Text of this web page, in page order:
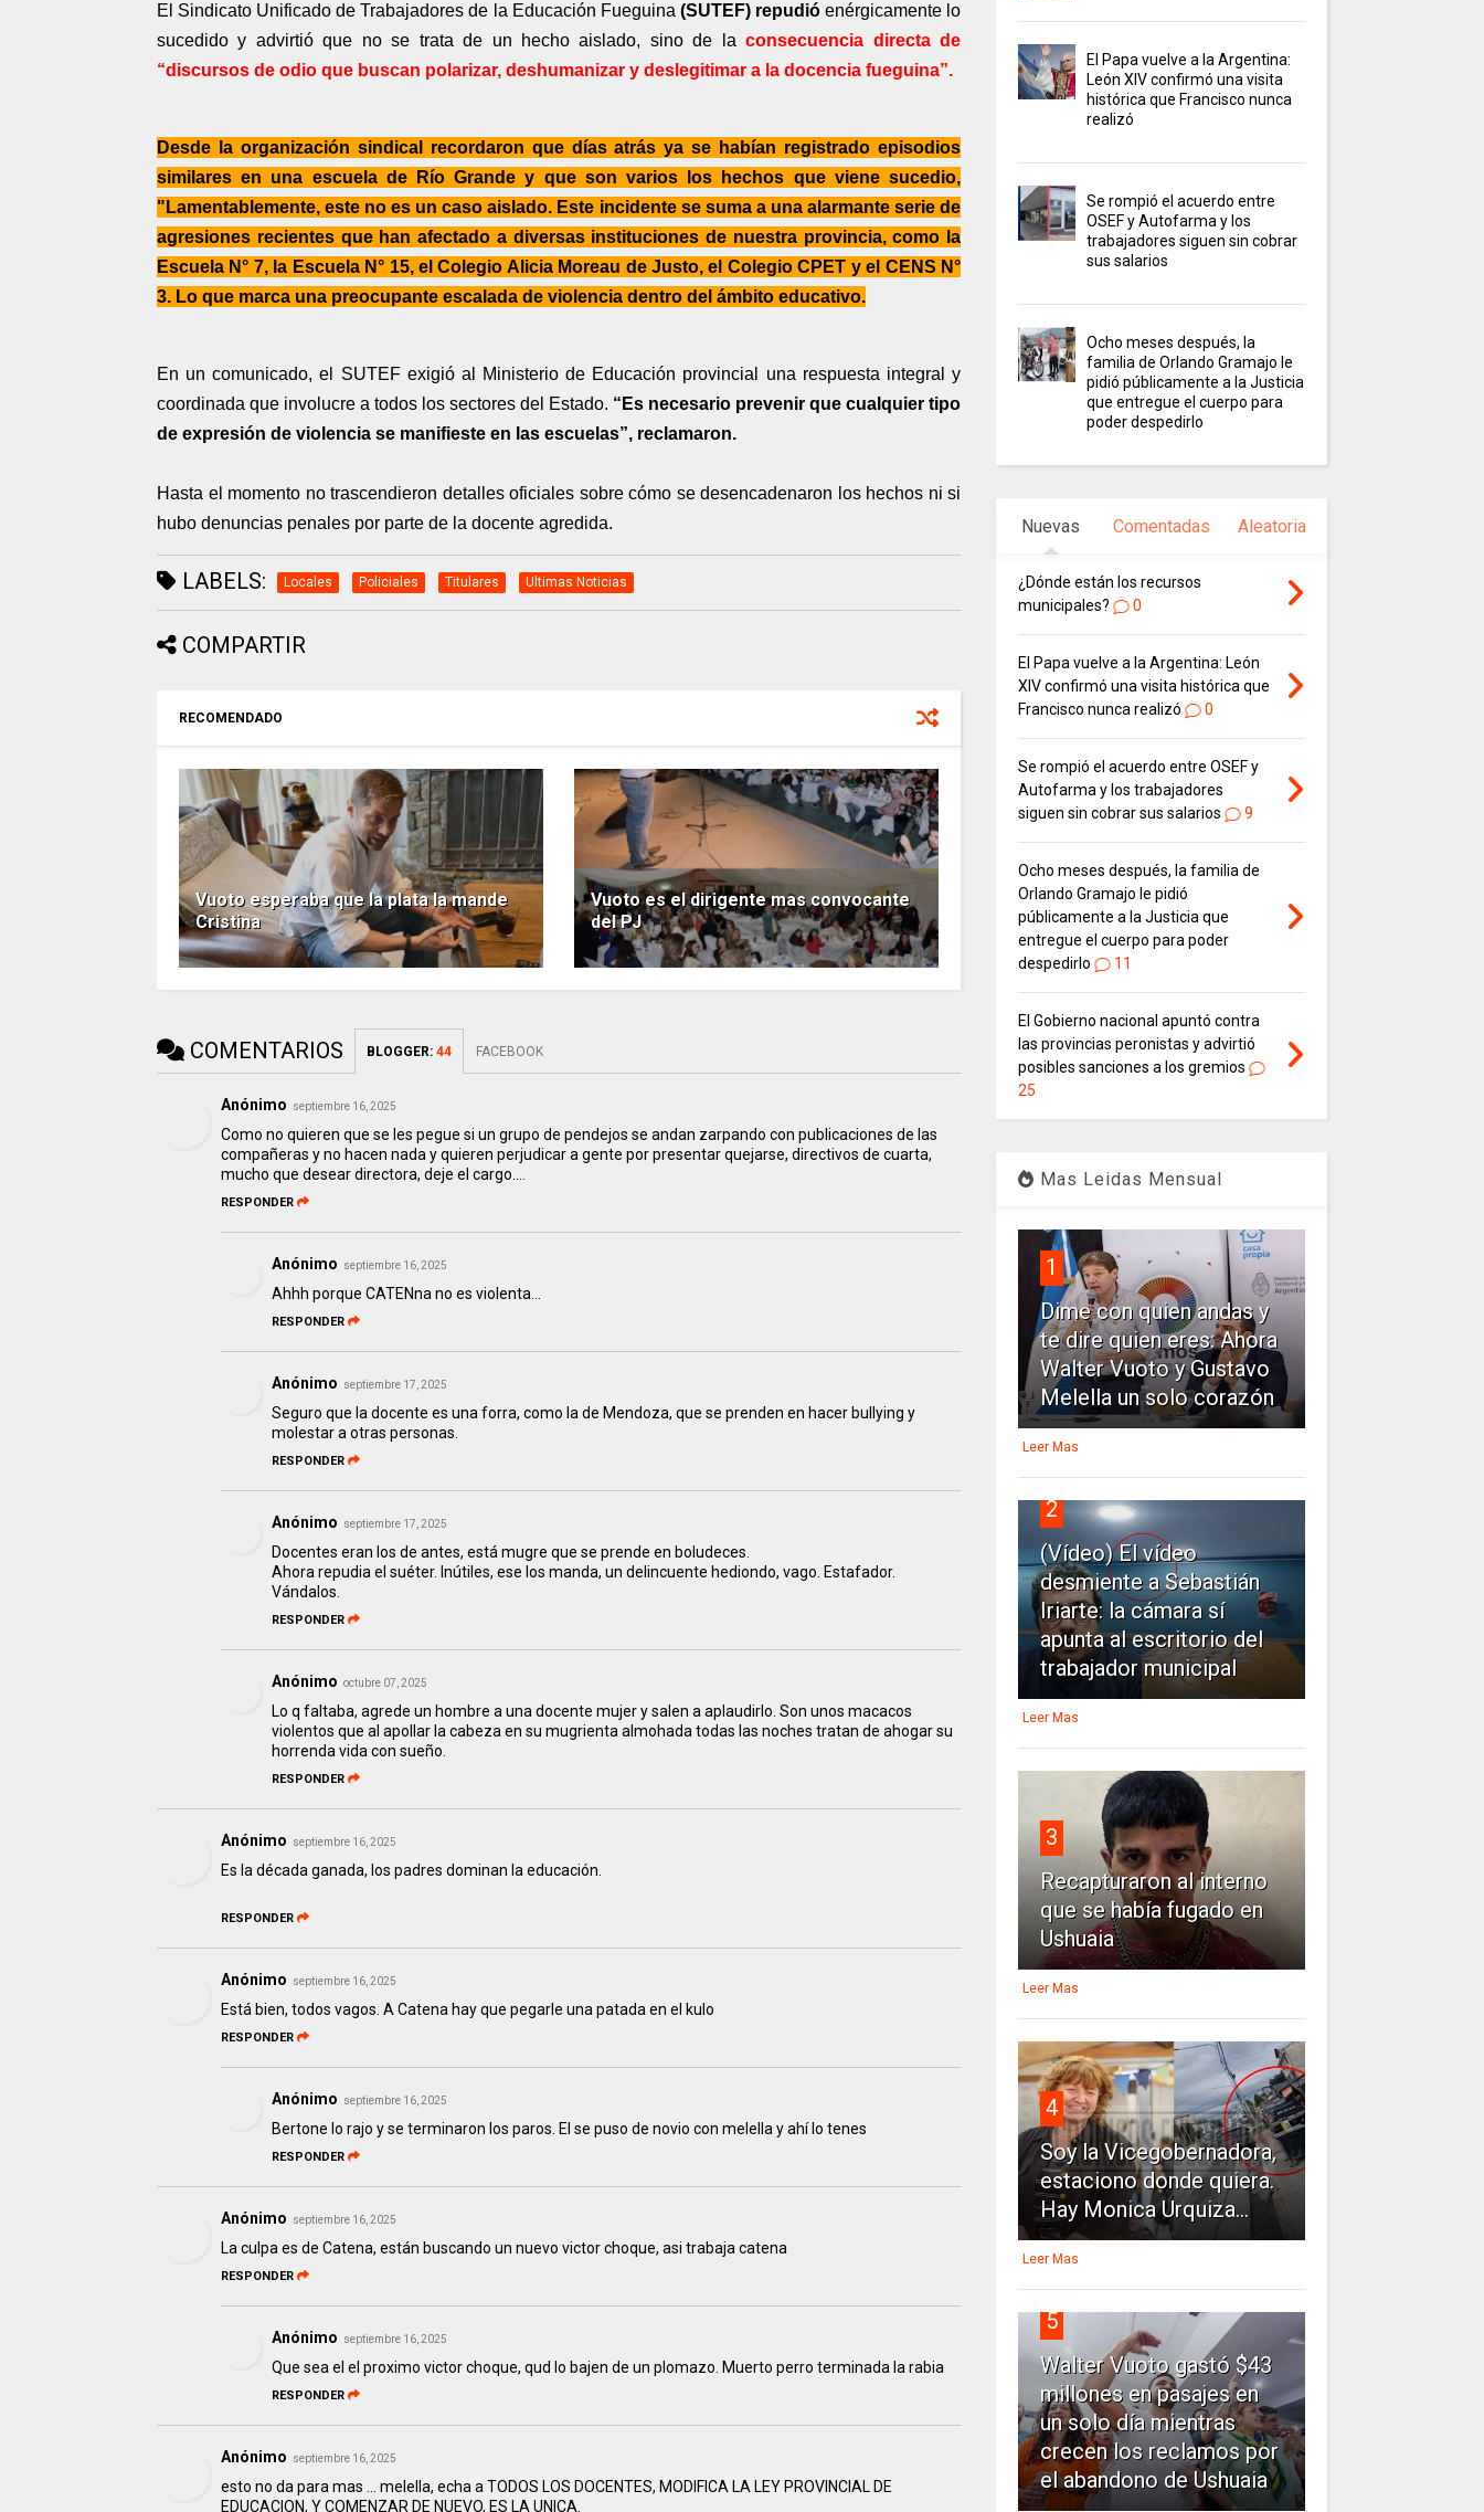
El Sindicato Unificado de Trabajadores de la Educación Fueguina (SUTEF) repudióenérgicamente lo
sucedido y advirtió que no se trata de un hecho aislado, sino de laconsecuencia directa de
“discursos de odio que buscan polarizar, deshumanizar y deslegitimar a la docencia fueguina”.
Desde la organización sindical recordaron que días atrás ya se habían registrado episodios
similares en una escuela de
Río Grande y que son varios los hechos que viene sucedio,
"Lamentablemente, este no es un caso aislado. Este incidente se suma a una alarmante serie de
agresiones recientes que han afectado a diversas instituciones de nuestra provincia, como la
Escuela N° 7, la Escuela N° 15, el Colegio Alicia Moreau de Justo, el Colegio CPET y el CENS N°
3. Lo que marca una preocupante escalada de violencia dentro del ámbito educativo.
En un comunicado, el SUTEF exigió al Ministerio de Educación provincial una respuesta integral y
coordinada que involucre a todos los sectores del Estado. “Es necesario prevenir que cualquier tipo
de expresión de violencia se manifieste en las escuelas”, reclamaron.
Hasta el momento no trascendieron detalles oficiales sobre cómo se desencadenaron los hechos ni si
hubo denuncias penales por parte de la docente agredida.
LABELS: Locales Policiales Titulares Ultimas Noticias
COMPARTIR
RECOMENDADO
Vuoto esperaba que la plata la mande
Cristina
Vuoto es el dirigente mas convocante
del PJ
COMENTARIOS BLOGGER: 44 FACEBOOK
Anónimo septiembre 16, 2025
Como no quieren que se les pegue si un grupo de pendejos se andan zarpando con publicaciones de las
compañeras y no hacen nada y quieren perjudicar a gente por presentar quejarse, directivos de cuarta,
mucho que desear directora, deje el cargo….
RESPONDER
Anónimo septiembre 16, 2025
Ahhh porque CATENna no es violenta…
RESPONDER
Anónimo septiembre 17, 2025
Seguro que la docente es una forra, como la de Mendoza, que se prenden en hacer bullying y
molestar a otras personas.
RESPONDER
Anónimo septiembre 17, 2025
Docentes eran los de antes, está mugre que se prende en boludeces.
Ahora repudia el suéter. Inútiles, ese los manda, un delincuente hediondo, vago. Estafador.
Vándalos.
RESPONDER
Anónimo octubre 07, 2025
Lo q faltaba, agrede un hombre a una docente mujer y salen a aplaudirlo. Son unos macacos
violentos que al apollar la cabeza en su mugrienta almohada todas las noches tratan de ahogar su
horrenda vida con sueño.
RESPONDER
Anónimo septiembre 16, 2025
Es la década ganada, los padres dominan la educación.
RESPONDER
Anónimo septiembre 16, 2025
Está bien, todos vagos. A Catena hay que pegarle una patada en el kulo
RESPONDER
Anónimo septiembre 16, 2025
Bertone lo rajo y se terminaron los paros. El se puso de novio con melella y ahí lo tenes
RESPONDER
Anónimo septiembre 16, 2025
La culpa es de Catena, están buscando un nuevo victor choque, asi trabaja catena
RESPONDER
Anónimo septiembre 16, 2025
Que sea el el proximo victor choque, qud lo bajen de un plomazo. Muerto perro terminada la rabia
RESPONDER
Anónimo septiembre 16, 2025
esto no da para mas ... melella, echa a TODOS LOS DOCENTES, MODIFICA LA LEY PROVINCIAL DE
EDUCACION, Y COMENZAR DE NUEVO, ES LA UNICA.
El Papa vuelve a la Argentina:
León XIV confirmó una visita
histórica que Francisco nunca
realizó
Se rompió el acuerdo entre
OSEF y Autofarma y los
trabajadores siguen sin cobrar
sus salarios
Ocho meses después, la
familia de Orlando Gramajo le
pidió públicamente a la Justicia
que entregue el cuerpo para
poder despedirlo
Nuevas Comentadas Aleatoria
¿Dónde están los recursos
municipales?
0
El Papa vuelve a la Argentina: León
XIV confirmó una visita histórica que
Francisco nunca realizó
0
Se rompió el acuerdo entre OSEF y
Autofarma y los trabajadores
siguen sin cobrar sus salarios
9
Ocho meses después, la familia de
Orlando Gramajo le pidió
públicamente a la Justicia que
entregue el cuerpo para poder
despedirlo
11
El Gobierno nacional apuntó contra
las provincias peronistas y advirtió
posibles sanciones a los gremios
25
Mas Leidas Mensual
1
Dime con quien andas y
te dire quien eres: Ahora
Walter Vuoto y Gustavo
Melella un solo corazón
Leer Mas
2
(Vídeo) El vídeo
desmiente a Sebastián
Iriarte: la cámara sí
apunta al escritorio del
trabajador municipal
Leer Mas
3
Recapturaron al interno
que se había fugado en
Ushuaia
Leer Mas
4
Soy la Vicegobernadora,
estaciono donde quiera.
Hay Monica Urquiza...
Leer Mas
5
Walter Vuoto gastó $43
millones en pasajes en
un solo día mientras
crecen los reclamos por
el abandono de Ushuaia